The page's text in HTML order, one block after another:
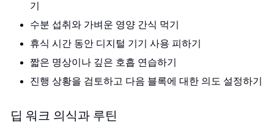
기
수분 섭취와 가벼운 영양 간식 먹기
휴식 시간 동안 디지털 기기 사용 피하기
짧은 명상이나 깊은 호흡 연습하기
진행 상황을 검토하고 다음 블록에 대한 의도 설정하기
딥 워크 의식과 루틴